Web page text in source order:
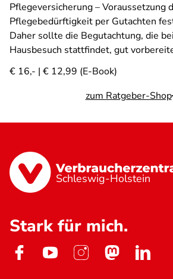
Pflegeversicherung – Voraussetzung
Pflegebedürftigkeit per Gutachten
Daher sollte die Begutachtung, die
Hausbesuch stattfindet, gut
€ 16,- | € 12,99 (E-Book)
zum Ratgeber-Shop
Schleswig-Holstein
Stark für mich.